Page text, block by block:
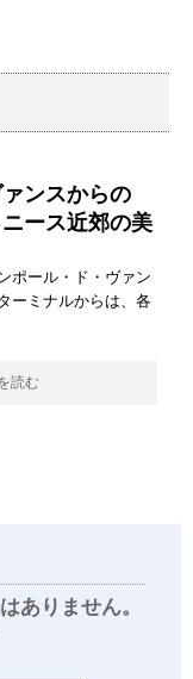
ンスからの
近郊の美
ポール・ド・ヴァン
ーミナルからは、各
読む
ありません。